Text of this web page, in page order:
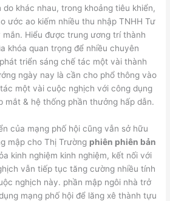
khác nhau, trong khoảng tiêu khiển,
ước ao kiếm nhiều thu nhập TNHH Tư
Hiểu được trung ương trí thành
khóa quan trọng để nhiều chuyên
triển sáng chế tác một vài thành
ngày nay là cần cho phổ thông vào
một vài cuộc nghịch với công dụng
mắt & hệ thống phần thưởng hấp dẫn.
của mạng phố hội cũng vẫn sở hữu
mập cho Thị Trường phiên phiên bản
kinh nghiệm kinh nghiệm, kết nối với
vẫn tiếp tục tăng cường nhiều tính
nghịch này. phần mập ngôi nhà trở
mạng phố hội để lăng xê thành tựu